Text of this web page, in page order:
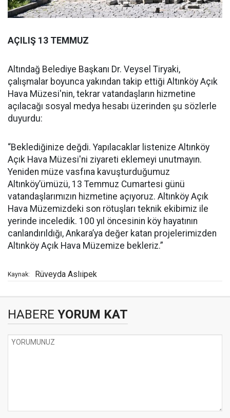
AÇILIŞ 13 TEMMUZ
Altındağ Belediye Başkanı Dr. Veysel Tiryaki,
çalışmalar boyunca yakından takip ettiği Altınköy Açık
Hava Müzesi'nin, tekrar vatandaşların hizmetine
açılacağı sosyal medya hesabı üzerinden şu sözlerle
duyurdu:
“Beklediğinize değdi. Yapılacaklar listenize Altınköy
Açık Hava Müzesi'ni ziyareti eklemeyi unutmayın.
Yeniden müze vasfına kavuşturduğumuz
Altınköy’ümüzü, 13 Temmuz Cumartesi günü
vatandaşlarımızın hizmetine açıyoruz. Altınköy Açık
Hava Müzemizdeki son rötuşları teknik ekibimiz ile
yerinde inceledik. 100 yıl öncesinin köy hayatının
canlandırıldığı, Ankara’ya değer katan projelerimizden
Altınköy Açık Hava Müzemize bekleriz.”
Kaynak: Rüveyda Aslıipek
HABERE YORUM KAT